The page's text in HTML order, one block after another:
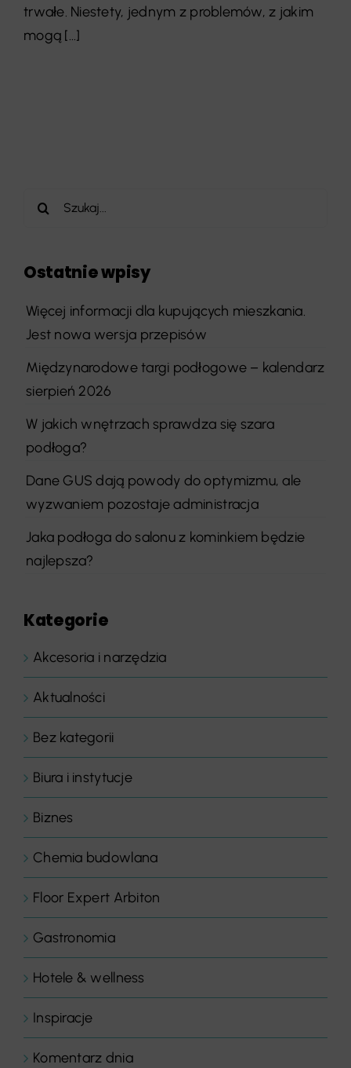
trwałe. Niestety, jednym z problemów, z jakim
mogą [...]
Szukaj
Ostatnie wpisy
Więcej informacji dla kupujących mieszkania.
Jest nowa wersja przepisów
Międzynarodowe targi podłogowe – kalendarz
sierpień 2026
W jakich wnętrzach sprawdza się szara
podłoga?
Dane GUS dają powody do optymizmu, ale
wyzwaniem pozostaje administracja
Jaka podłoga do salonu z kominkiem będzie
najlepsza?
Kategorie
Akcesoria i narzędzia
Aktualności
Bez kategorii
Biura i instytucje
Biznes
Chemia budowlana
Floor Expert Arbiton
Gastronomia
Hotele & wellness
Inspiracje
Komentarz dnia